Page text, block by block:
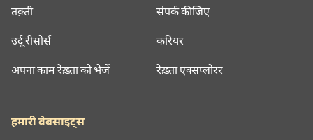
तक़्ती
उर्दू रीसोर्स
अपना काम रेख़्ता को भेजें
संपर्क कीजिए
करियर
रेख़्ता एक्सप्लोरर
हमारी वेबसाइट्स